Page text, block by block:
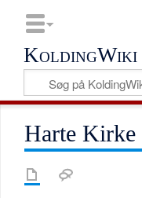
KoldingWiki
Harte Kirke